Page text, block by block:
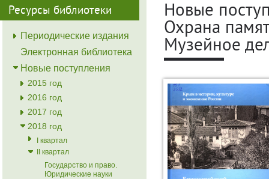
Ресурсы библиотеки
Периодические издания
Электронная библиотека
Новые поступления
2015 год
2016 год
2017 год
2018 год
I квартал
II квартал
Государство и право.
Юридические науки
Новые
Охрана
Музейное